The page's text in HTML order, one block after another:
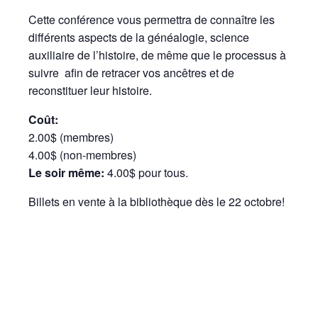
Cette conférence vous permettra de connaître les
différents aspects de la généalogie, science
auxiliaire de l’histoire, de même que le processus à
suivre afin de retracer vos ancêtres et de
reconstituer leur histoire.
Coût:
2.00$ (membres)
4.00$ (non-membres)
Le soir même: 4.00$ pour tous.
Billets en vente à la bibliothèque dès le 22 octobre!